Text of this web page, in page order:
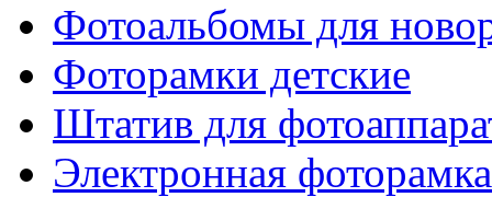
Фотоальбомы для
Фоторамки детские
Штатив для
Электронная фоторамка